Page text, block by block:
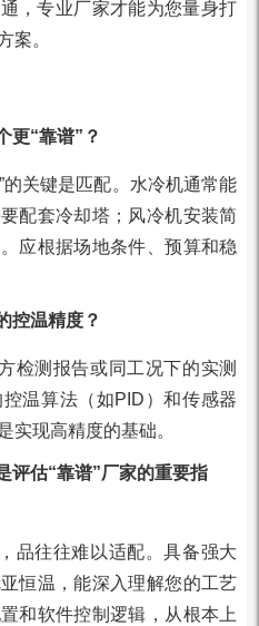
，专业厂家才能为您量身打
案。
更“靠谱”？
的关键是匹配。水冷机通常能
配套冷却塔；风冷机安装简
应根据场地条件、预算和稳
控温精度？
检测报告或同工况下的实测
温算法（如PID）和传感器
实现高精度的基础。
评估“靠谱”厂家的重要指
品往往难以适配。具备强大
恒温，能深入理解您的工艺
和软件控制逻辑，从根本上